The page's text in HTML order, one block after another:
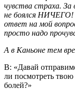
чувства страха.
не боялся НИЧЕГО!
ответ на мой
просто надо
А в Каньоне тем
В: «Давай
ли посмотреть
болей?»